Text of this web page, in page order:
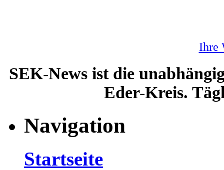
Ihre
SEK-News ist die
Eder-Kreis.
Navigation
Startseite